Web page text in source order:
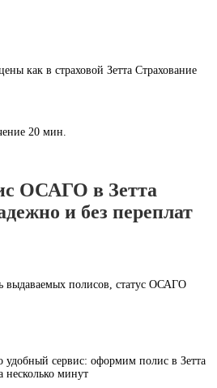
как в страховой Зетта Страхование
20 мин.
ОСАГО в Зетта
и без переплат
выдаваемых полисов, статус ОСАГО
сервис: оформим полис в Зетта
несколько минут